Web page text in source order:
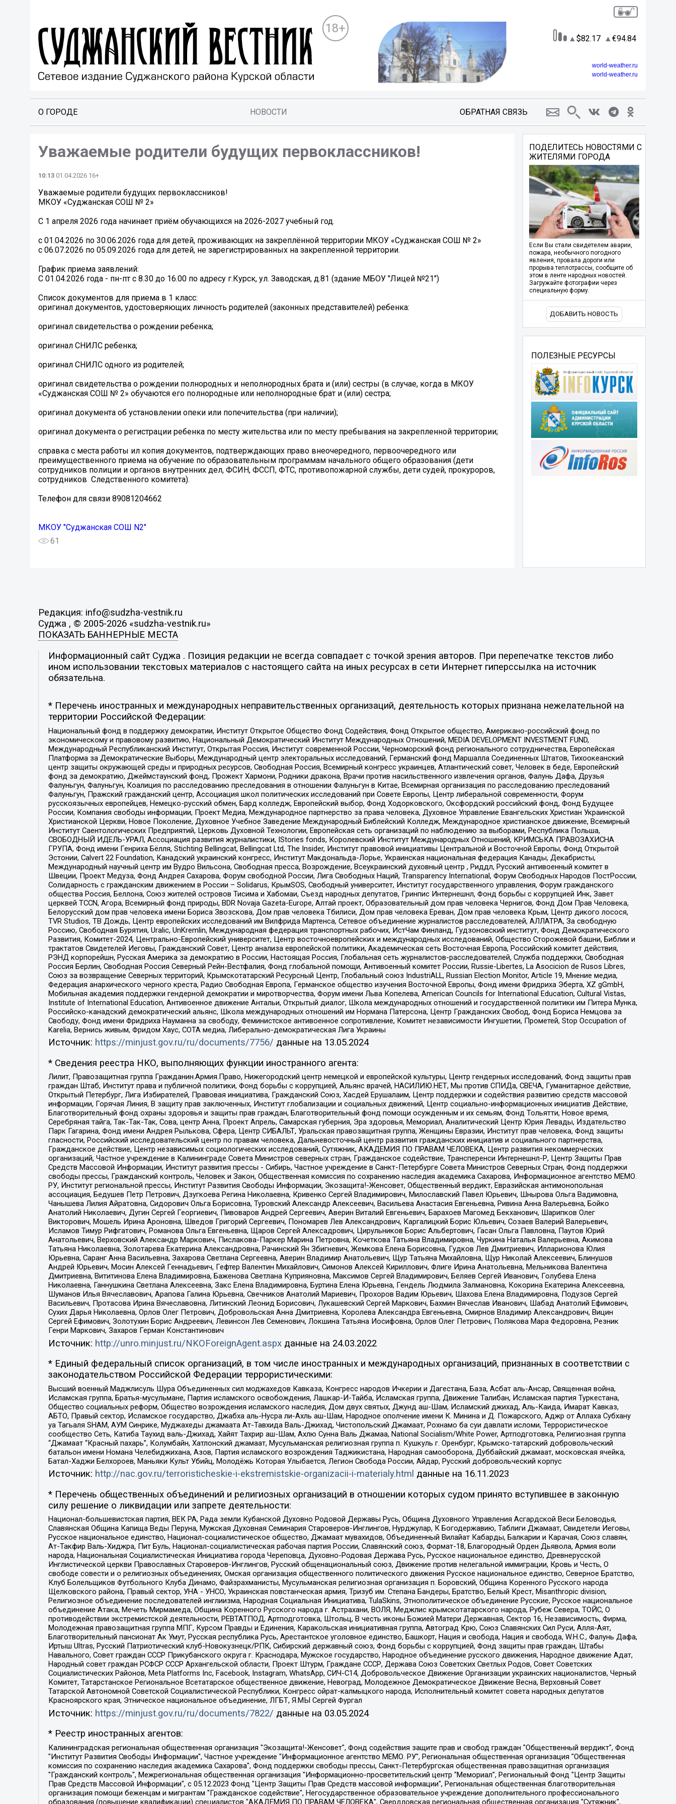
18+
82.17 94.84
world-weather.ru
world-weather.ru
О ГОРОДЕ НОВОСТИ ОБРАТНАЯ СВЯЗЬ
Уважаемые родители будущих первоклассников!
10:13 01.04.2026 16+
Уважаемые родители будущих первоклассников!
МКОУ «Суджанская СОШ № 2»
С 1 апреля 2026 года начинает приём обучающихся на 2026-2027 учебный год.
с 01.04.2026 по 30.06.2026 года для детей, проживающих на закреплённой территории МКОУ «Суджанская СОШ № 2»
с 06.07.2026 по 05.09.2026 года для детей, не зарегистрированных на закрепленной территории.
График приема заявлений:
С 01.04.2026 года - пн-пт с 8.30 до 16.00 по адресу г.Курск, ул. Заводская, д.81 (здание МБОУ "Лицей №21")
Список документов для приема в 1 класс:
️оригинал документов, удостоверяющих личность родителей (законных представителей) ребенка:
️оригинал свидетельства о рождении ребенка;
️оригинал СНИЛС ребенка;
️оригинал СНИЛС одного из родителей;
️оригинал свидетельства о рождении полнородных и неполнородных брата и (или) сестры (в случае, когда в МКОУ
«Суджанская СОШ № 2» обучаются его полнородные или неполнородные брат и (или) сестра;
️оригинал документа об установлении опеки или попечительства (при наличии);
️оригинал документа о регистрации ребенка по месту жительства или по месту пребывания на закрепленной территории;
️справка с места работы ил копия документов, подтверждающих право внеочередного, первоочередного или
преимущественного приема на обучение по образовательным программам начального общего образования (дети
сотрудников полиции и органов внутренних дел, ФСИН, ФССП, ФТС, противопожарной службы, дети судей, прокуроров,
сотрудников Следственного комитета).
️Телефон для связи 89081204662
МКОУ "Суджанская СОШ N2"
61
ПОДЕЛИТЕСЬ НОВОСТЯМИ С
ЖИТЕЛЯМИ ГОРОДА
Если Вы стали свидетелем аварии,
пожара, необычного погодного
явления, провала дороги или
прорыва теплотрассы, сообщите об
этом в ленте народных новостей.
Загружайте фотографии через
специальную форму.
ДОБАВИТЬ НОВОСТЬ
ПОЛЕЗНЫЕ РЕСУРСЫ
Редакция: info@sudzha-vestnik.ru
Суджа , © 2005-2026 «sudzha-vestnik.ru»
ПОКАЗАТЬ БАННЕРНЫЕ МЕСТА
Информационный сайт Суджа . Позиция редакции не всегда совпадает с точкой зрения авторов. При перепечатке текстов либо
ином использовании текстовых материалов с настоящего сайта на иных ресурсах в сети Интернет гиперссылка на источник
обязательна.
* Перечень иностранных и международных неправительственных организаций, деятельность которых признана нежелательной на
территории Российской Федерации:
Национальный фонд в поддержку демократии, Институт Открытое Общество Фонд Содействия, Фонд Открытое общество, Американо-российский фонд по
экономическому и правовому развитию, Национальный Демократический Институт Международных Отношений, MEDIA DEVELOPMENT INVESTMENT FUND,
Международный Республиканский Институт, Открытая Россия, Институт современной России, Черноморский фонд регионального сотрудничества, Европейская
Платформа за Демократические Выборы, Международный центр электоральных исследований, Германский фонд Маршалла Соединенных Штатов, Тихоокеанский
центр защиты окружающей среды и природных ресурсов, Свободная Россия, Всемирный конгресс украинцев, Атлантический совет, Человек в беде, Европейский
фонд за демократию, Джеймстаунский фонд, Прожект Хармони, Родники дракона, Врачи против насильственного извлечения органов, Фалунь Дафа, Друзья
Фалуньгун, Фалуньгун, Коалиция по расследованию преследования в отношении Фалуньгун в Китае, Всемирная организация по расследованию преследований
Фалуньгун, Пражский гражданский центр, Ассоциация школ политических исследований при Совете Европы, Центр либеральной современности, Форум
русскоязычных европейцев, Немецко-русский обмен, Бард колледж, Европейский выбор, Фонд Ходорковского, Оксфордский российский фонд, Фонд Будущее
России, Компания свободы информации, Проект Медиа, Международное партнерство за права человека, Духовное Управление Евангельских Христиан Украинской
Христианской Церкви, Новое Поколение, Духовное Учебное Заведение Международный Библейский Колледж, Международное христианское движение, Всемирный
Институт Саентологических Предприятий, Церковь Духовной Технологии, Европейская сеть организаций по наблюдению за выборами, Республика Польша,
СВОБОДНЫЙ ИДЕЛЬ-УРАЛ, Ассоциация развития журналистики, IStories fonds, Королевский Институт Международных Отношений, КРИМСЬКА ПРАВОЗАХИСНА
ГРУПА, Фонд имени Генриха Бёлля, Stichting Bellingcat, Bellingcat Ltd, The Insider, Институт правовой инициативы Центральной и Восточной Европы, Фонд Открытой
Эстонии, Calvert 22 Foundation, Канадский украинский конгресс, Институт Макдональда-Лорье, Украинская национальная федерация Канады, Декабристы,
Международный научный центр им Вудро Вильсона, Свободная пресса, Возрождение, Всеукраинский духовный центр , Риддл, Русский антивоенный комитет в
Швеции, Проект Медуза, Фонд Андрея Сахарова, Форум свободной России, Лига Свободных Наций, Transparеncy International, Форум Свободных Народов ПостРоссии,
Солидарность с гражданским движением в России – Solidarus, КрымSOS, Свободный университет, Институт государственного управления, Форум гражданского
общества Россия, Беллона, Союз жителей островов Тисима и Хабомаи, Съезд народных депутатов, Гринпис Интернешнл, Фонд борьбы с коррупцией Инк, Завет
церквей TCCN, Агора, Всемирный фонд природы, BDR Novaja Gazeta-Europe, Алтай проект, Образовательный дом прав человека Чернигов, Фонд Дом Прав Человека,
Белорусский дом прав человека имени Бориса Звозскова, Дом прав человека Тбилиси, Дом прав человека Ереван, Дом прав человека Крым, Центр дикого лосося,
TVR Studios, ТВ Дождь, Центр европейских исследований им Вилфрида Мартенса, Сетевое объединение журналистов расследователей, АЛЛАТРА, За свободную
Россию, Свободная Бурятия, Uralic, UnKremlin, Международная федерация транспортных рабочих, ИстЧам Финланд, Гудзоновский институт, Фонд Демократического
Развития, Комитет-2024, Центрально-Европейский университет, Центр восточноевропейских и международных исследований, Общество Сторожевой башни, Библии и
трактатов Свидетелей Иеговы, Гражданский Совет, Центр анализа европейской политики, Академическая сеть Восточная Европа, Российский комитет действия,
РЭНД корпорейшн, Русская Америка за демократию в России, Настоящая Россия, Глобальная сеть журналистов-расследователей, Служба поддержки, Свободная
Россия Берлин, Свободная Россия Северный Рейн-Вестфалия, Фонд глобальной помощи, Антивоенный комитет России, Russie-Libertes, La Asocicion de Rusos Libres,
Союз за возвращение Северных территорий, Крымскотатарский Ресурсный Центр, Глобальный союз IndustriALL, Russian Election Monitor, Article 19, Мнение медиа,
Федерация анархического черного креста, Радио Свободная Европа, Германское общество изучения Восточной Европы, Фонд имени Фридриха Эберта, XZ gGmbH,
Мобильная академия поддержки гендерной демократии и миротворчества, Форум имени Льва Копелева, American Councils for International Education, Cultural Vistas,
Institute of International Education, Антивоенное движение Антальи, Открытый диалог, Школа международных отношений и государственной политики им Питера Мунка,
Российско-канадский демократический альянс, Школа международных отношений им Нормана Патерсона, Центр Гражданских Свобод, Фонд Бориса Немцова за
Свободу, Фонд имени Фридриха Науманна за свободу, Феминистское антивоенное сопротивление, Комитет независимости Ингушетии, Прометей, Stop Occupation of
Karelia, Вернись живым, Фридом Хаус, СОТА медиа, Либерально-демократическая Лига Украины
Источник: https://minjust.gov.ru/ru/documents/7756/ данные на 13.05.2024
* Сведения реестра НКО, выполняющих функции иностранного агента:
Лилит, Правозащитная группа Гражданин.Армия.Право, Нижегородский центр немецкой и европейской культуры, Центр гендерных исследований, Фонд защиты прав
граждан Штаб, Институт права и публичной политики, Фонд борьбы с коррупцией, Альянс врачей, НАСИЛИЮ.НЕТ, Мы против СПИДа, СВЕЧА, Гуманитарное действие,
Открытый Петербург, Лига Избирателей, Правовая инициатива, Гражданский Союз, Хасдей Ерушалаим, Центр поддержки и содействия развитию средств массовой
информации, Горячая Линия, В защиту прав заключенных, Институт глобализации и социальных движений, Центр социально-информационных инициатив Действие,
Благотворительный фонд охраны здоровья и защиты прав граждан, Благотворительный фонд помощи осужденным и их семьям, Фонд Тольятти, Новое время,
Серебряная тайга, Так-Так-Так, Сова, центр Анна, Проект Апрель, Самарская губерния, Эра здоровья, Мемориал, Аналитический Центр Юрия Левады, Издательство
Парк Гагарина, Фонд имени Андрея Рылькова, Сфера, Центр СИБАЛЬТ, Уральская правозащитная группа, Женщины Евразии, Институт прав человека, Фонд защиты
гласности, Российский исследовательский центр по правам человека, Дальневосточный центр развития гражданских инициатив и социального партнерства,
Гражданское действие, Центр независимых социологических исследований, Сутяжник, АКАДЕМИЯ ПО ПРАВАМ ЧЕЛОВЕКА, Центр развития некоммерческих
организаций, Частное учреждение в Калининграде Совета Министров северных стран, Гражданское содействие, Трансперенси Интернешнл-Р, Центр Защиты Прав
Средств Массовой Информации, Институт развития прессы - Сибирь, Частное учреждение в Санкт-Петербурге Совета Министров Северных Стран, Фонд поддержки
свободы прессы, Гражданский контроль, Человек и Закон, Общественная комиссия по сохранению наследия академика Сахарова, Информационное агентство МЕМО.
РУ, Институт региональной прессы, Институт Развития Свободы Информации, Экозащита!-Женсовет, Общественный вердикт, Евразийская антимонопольная
ассоциация, Бедушев Петр Петрович, Дзугкоева Регина Николаевна, Кривенко Сергей Владимирович, Милославский Павел Юрьевич, Шнырова Ольга Вадимовна,
Чанышева Лилия Айратовна, Сидорович Ольга Борисовна, Туровский Александр Алексеевич, Васильева Анастасия Евгеньевна, Ривина Анна Валерьевна, Бойко
Анатолий Николаевич, Дугин Сергей Георгиевич, Пивоваров Андрей Сергеевич, Аверин Виталий Евгеньевич, Барахоев Магомед Бекханович, Шарипков Олег
Викторович, Мошель Ирина Ароновна, Шведов Григорий Сергеевич, Пономарев Лев Александрович, Каргалицкий Борис Юльевич, Созаев Валерий Валерьевич,
Исламов Тимур Рифгатович, Романова Ольга Евгеньевна, Щаров Сергей Алексадрович, Цирульников Борис Альбертович, Гасан Ольга Павловна, Паутов Юрий
Анатольевич, Верховский Александр Маркович, Пислакова-Паркер Марина Петровна, Кочеткова Татьяна Владимировна, Чуркина Наталья Валерьевна, Акимова
Татьяна Николаевна, Золотарева Екатерина Александровна, Рачинский Ян Збигневич, Жемкова Елена Борисовна, Гудков Лев Дмитриевич, Илларионова Юлия
Юрьевна, Саранг Анна Васильевна, Захарова Светлана Сергеевна, Аверин Владимир Анатольевич, Щур Татьяна Михайловна, Щур Николай Алексеевич, Блинушов
Андрей Юрьевич, Мосин Алексей Геннадьевич, Гефтер Валентин Михайлович, Симонов Алексей Кириллович, Флиге Ирина Анатольевна, Мельникова Валентина
Дмитриевна, Вититинова Елена Владимировна, Баженова Светлана Куприяновна, Максимов Сергей Владимирович, Беляев Сергей Иванович, Голубева Елена
Николаевна, Ганнушкина Светлана Алексеевна, Закс Елена Владимировна, Буртина Елена Юрьевна, Гендель Людмила Залмановна, Кокорина Екатерина Алексеевна,
Шуманов Илья Вячеславович, Арапова Галина Юрьевна, Свечников Анатолий Мариевич, Прохоров Вадим Юрьевич, Шахова Елена Владимировна, Подузов Сергей
Васильевич, Протасова Ирина Вячеславовна, Литинский Леонид Борисович, Лукашевский Сергей Маркович, Бахмин Вячеслав Иванович, Шабад Анатолий Ефимович,
Сухих Дарья Николаевна, Орлов Олег Петрович, Добровольская Анна Дмитриевна, Королева Александра Евгеньевна, Смирнов Владимир Александрович, Вицин
Сергей Ефимович, Золотухин Борис Андреевич, Левинсон Лев Семенович, Локшина Татьяна Иосифовна, Орлов Олег Петрович, Полякова Мара Федоровна, Резник
Генри Маркович, Захаров Герман Константинович
Источник: http://unro.minjust.ru/NKOForeignAgent.aspxданные на 24.03.2022
* Единый федеральный список организаций, в том числе иностранных и международных организаций, признанных в соответствии с
законодательством Российской Федерации террористическими:
Высший военный Маджлисуль Шура Объединенных сил моджахедов Кавказа, Конгресс народов Ичкерии и Дагестана, База, Асбат аль-Ансар, Священная война,
Исламская группа, Братья-мусульмане, Партия исламского освобождения, Лашкар-И-Тайба, Исламская группа, Движение Талибан, Исламская партия Туркестана,
Общество социальных реформ, Общество возрождения исламского наследия, Дом двух святых, Джунд аш-Шам, Исламский джихад, Аль-Каида, Имарат Кавказ,
АБТО, Правый сектор, Исламское государство, Джабха аль-Нусра ли-Ахль аш-Шам, Народное ополчение имени К. Минина и Д. Пожарского, Аджр от Аллаха Субхану
уа Тагьаля SHAM, АУМ Синрике, Муджахеды джамаата Ат-Тавхида Валь-Джихад, Чистопольский Джамаат, Рохнамо ба суи давлати исломи, Террористическое
сообщество Сеть, Катиба Таухид валь-Джихад, Хайят Тахрир аш-Шам, Ахлю Сунна Валь Джамаа, National Socialism/White Power, Артподготовка, Религиозная группа
“Джамаат “Красный пахарь”, Колумбайн, Хатлонский джамаат, Мусульманская религиозная группа п. Кушкуль г. Оренбург, Крымско-татарский добровольческий
батальон имени Номана Челебиджихана, Азов, Партия исламского возрождения Таджикистана, Народная самооборона, Дуббайский джамаат, московская ячейка,
Батал-Хаджи Белхороев, Маньяки Культ Убийц, Молодёжь Которая Улыбается, Легион Свобода России, Айдар, Русский добровольческий корпус
Источник: http://nac.gov.ru/terroristicheskie-i-ekstremistskie-organizacii-i-materialy.html данные на 16.11.2023
* Перечень общественных объединений и религиозных организаций в отношении которых судом принято вступившее в законную
силу решение о ликвидации или запрете деятельности:
Национал-большевистская партия, ВЕК РА, Рада земли Кубанской Духовно Родовой Державы Русь, Община Духовного Управления Асгардской Веси Беловодья,
Славянская Община Капища Веды Перуна, Мужская Духовная Семинария Староверов-Инглингов, Нурджулар, К Богодержавию, Таблиги Джамаат, Свидетели Иеговы,
Русское национальное единство, Национал-социалистическое общество, Джамаат мувахидов, Объединенный Вилайат Кабарды, Балкарии и Карачая, Союз славян,
Ат-Такфир Валь-Хиджра, Пит Буль, Национал-социалистическая рабочая партия России, Славянский союз, Формат-18, Благородный Орден Дьявола, Армия воли
народа, Национальная Социалистическая Инициатива города Череповца, Духовно-Родовая Держава Русь, Русское национальное единство, Древнерусской
Инглистической церкви Православных Староверов-Инглингов, Русский общенациональный союз, Движение против нелегальной иммиграции, Кровь и Честь, О
свободе совести и о религиозных объединениях, Омская организация общественного политического движения Русское национальное единство, Северное Братство,
Клуб Болельщиков Футбольного Клуба Динамо, Файзрахманисты, Мусульманская религиозная организация п. Боровский, Община Коренного Русского народа
Щелковского района, Правый сектор, УНА - УНСО, Украинская повстанческая армия, Тризуб им. Степана Бандеры, Братство, Белый Крест, Misanthropic division,
Религиозное объединение последователей инглиизма, Народная Социальная Инициатива, TulaSkins, Этнополитическое объединение Русские, Русское национальное
объединение Атака, Мечеть Мирмамеда, Община Коренного Русского народа г. Астрахани, ВОЛЯ, Меджлис крымскотатарского народа, Рубеж Севера, ТОЙС, О
противодействии экстремистской деятельности, РЕВТАТПОД, Артподготовка, Штольц, В честь иконы Божией Матери Державная, Сектор 16, Независимость, Фирма,
Молодежная правозащитная группа МПГ, Курсом Правды и Единения, Каракольская инициативная группа, Автоград Крю, Союз Славянских Сил Руси, Алля-Аят,
Благотворительный пансионат Ак Умут, Русская республика Русь, Арестантское уголовное единство, Башкорт, Нация и свобода, Нация и свобода, W.H.С., Фалунь Дафа,
Иртыш Ultras, Русский Патриотический клуб-Новокузнецк/РПК, Сибирский державный союз, Фонд борьбы с коррупцией, Фонд защиты прав граждан, Штабы
Навального, Совет граждан СССР Прикубанского округа г. Краснодара, Мужское государство, Народное объединение русского движения, Народное движение Адат,
Народный совет граждан РСФСР СССР Архангельской области, Проект Штурм, Граждане СССР, Держава Союз Советских Светлых Родов, Совет Советских
Социалистических Районов, Meta Platforms Inc, Facebook, Instagram, WhatsApp, СИЧ-С14, Добровольческое Движение Организации украинских националистов, Черный
Комитет, Татарстанское Региональное Всетатарское общественное движение, Невоград, Молодежное Демократическое Движение Весна, Верховный Совет
Татарской Автономной Советской Социалистической Республики, Конгресс ойрат-калмыцкого народа, Исполнительный комитет совета народных депутатов
Красноярского края, Этническое национальное объединение, ЛГБТ, Я.МЫ Сергей Фургал
Источник: https://minjust.gov.ru/ru/documents/7822/ данные на 03.05.2024
* Реестр иностранных агентов:
Калининградская региональная общественная организация "Экозащита!-Женсовет", Фонд содействия защите прав и свобод граждан "Общественный вердикт", Фонд "Институт Развития Свободы Информации", Частное учреждение "Информационное агентство МЕМО. РУ", Региональная общественная организация "Общественная комиссия по сохранению наследия академика Сахарова", Фонд поддержки свободы прессы, Санкт-Петербургская общественная правозащитная организация "Гражданский контроль", Межрегиональная общественная организация "Информационно-просветительский центр "Мемориал", Региональный Фонд "Центр Защиты Прав Средств Массовой Информации", с 05.12.2023 Фонд "Центр Защиты Прав Средств массовой информации", Региональная общественная благотворительная организация помощи беженцам и мигрантам "Гражданское содействие", Негосударственное образовательное учреждение дополнительного профессионального образования (повышение квалификации) специалистов "АКАДЕМИЯ ПО ПРАВАМ ЧЕЛОВЕКА", Свердловская региональная общественная организация "Сутяжник", Автономная некоммерческая организация "Центр независимых социологических исследований", Союз общественных объединений "Российский исследовательский центр по правам человека", Региональное общественное учреждение научно-информационный центр "МЕМОРИАЛ", Некоммерческая организация "Фонд защиты гласности", Автономная некоммерческая организация "Институт прав человека", Городская общественная организация "Екатеринбургское общество "МЕМОРИАЛ", Городская общественная организация "Рязанское историко-просветительское и правозащитное общество "Мемориал" (Рязанский Мемориал), Челябинский региональный орган общественной самодеятельности – женское общественное объединение "Женщины Евразии", Челябинский региональный орган общественной самодеятельности "Уральская правозащитная группа", Фонд содействия защите здоровья и социальной справедливости имени Андрея Рылькова, Автономная Некоммерческая Организация "Аналитический Центр Юрия Левады", Автономная некоммерческая организация социальной поддержки населения "Проект Апрель", Региональная общественная организация помощи женщинам и детям, находящимся в кризисной ситуации "Информационно-методический центр "Анна", Фонд содействия развитию массовых коммуникаций и правовому просвещению "Так-так-Так", Фонд содействия устойчивому развитию "Серебряная тайга", Свердловский региональный общественный фонд социальных проектов "Новое время", "Idel.Реалии", Кавказ.Реалии, Крым.Реалии, Телеканал Настоящее Время, Татаро-башкирская служба Радио Свобода (Azatliq Radiosi), Радио Свободная Европа/Радио Свобода (PCE/PC), "Сибирь.Реалии", "Фактограф", Благотворительный фонд помощи осужденным и их семьям, Автономная некоммерческая организация "Институт глобализации и социальных движений", Фонд "В защиту прав заключенных", Частное учреждение "Центр поддержки и содействия развитию средств массовой информации", Пензенский региональный общественный благотворительный фонд "Гражданский союз", "Север.Реалии", Некоммерческая организация Фонд "Правовая инициатива", Общество с ограниченной ответственностью "Радио Свободная Европа/Радио Свобода", Чешское информационное агентство "MEDIUM-ORIENT", Красноярская региональная общественная организация "Мы против СПИДа", Камалягин Денис Николаевич, Маркелов Сергей Евгеньевич, Пономарев Лев Александрович, Савицкая Людмила Алексеевна, Автономная некоммерческая организация "Центр по работе с проблемой насилия "НАСИЛИЮ.НЕТ", Межрегиональный профессиональный союз работников здравоохранения "Альянс врачей", Юридическое лицо, зарегистрированное в Латвийской Республике, SIA "Medusa Project" (регистрационный номер 40103797863, дата регистрации 10.06.2014), Некоммерческая организация "Фонд по борьбе с коррупцией", Автономная некоммерческая организация "Институт права и публичной политики", Баданин Роман Сергеевич, Гликин Максим Александрович, Железнова Мария Михайловна, Лукьянова Юлия Сергеевна, Маетная Елизавета Витальевна, Маняхин Петр Борисович, Чуракова Ольга Владимировна, Ярош Юлия Петровна, Юридическое лицо "The Insider SIA", зарегистрированное в Риге, Латвийская Республика (дата регистрации 26.06.2015), являющееся администратором доменного имени интернет-издания "The Insider SIA", https://theins.ru, Постернак Алексей Евгеньевич, Рубин Михаил Аркадьевич, Анин Роман Александрович, Юридическое лицо Istories fonds, зарегистрированное в Латвийской Республике (регистрационный номер 50008295751, дата регистрации 24.02.2020), Великовский Дмитрий Александрович, Долинина Ирина Николаевна, Мароховская Алеся Алексеевна, Шлейнов Роман Юрьевич, Шмагун Олеся Валентиновна, Общество с ограниченной ответственностью "Альтаир 2021", Общество с ограниченной ответственностью "Вега 2021", Общество с ограниченной ответственностью "Главный редактор 2021", Общество с ограниченной ответственностью "Ромашки монолит", Важенков Артем Валерьевич, Ивановская областная общественная организация "Центр гендерных исследований", Гурман Юрий Альбертович, Медиапроект "ОВД-Инфо", Егоров Владимир Владимирович, Жилинский Владимир Александрович, Общество с ограниченной ответственностью "ЗП", Иванова София Юрьевна, Карезина Инна Павловна, Кильтау Екатерина Викторовна, Петров Алексей Викторович, Пискунов Сергей Евгеньевич, Смирнов Сергей Сергеевич, Тихонов Михаил Сергеевич, Общество с ограниченной ответственностью "ЖУРНАЛИСТ-ИНОСТРАННЫЙ АГЕНТ", Арапова Галина Юрьевна, Вольтская Татьяна Анатольевна, Американская компания "Mason G.E.S. Anonymous Foundation" (США), являющаяся владельцем интернет-издания https://mnews.world/, Компания "Stichting Bellingcat", зарегистрированная в Нидерландах (дата регистрации 11.07.2018), Захаров Андрей Вячеславович, Клепиковская Екатерина Дмитриевна, Общество с ограниченной ответственностью "МЕМО", Перл Роман Александрович, Симонов Евгений Алексеевич, Соловьева Елена Анатольевна, Сотников Даниил Владимирович, Сурначева Елизавета Дмитриевна, Автономная некоммерческая организация по защите прав человека и информированию населения "Якутия – Наше Мнение", Общество с ограниченной ответственностью "Москоу диджитал медиа", с 26.01.2023 Общество с ограниченной ответственностью "Чайка Белые сады", Ветошкина Валерия Валерьевна, Заговора Максим Александрович, Межрегиональное общественное движение "Российская ЛГБТ - сеть", Оленичев Максим Владимирович, Павлов Иван Юрьевич, Скворцова Елена Сергеевна, Общество с ограниченной ответственностью "Как бы инагент", Кочетков Игорь Викторович, Общество с ограниченной ответственностью "Честные выборы", Еланчик Олег Александрович, Общество с ограниченной ответственностью "Нобелевский призыв", Гималова Регина Эмилевна, Григорьев Андрей Валерьевич, Григорьева Алина Александровна, Ассоциация по содействию защите прав призывников, альтернативнослужащих и военнослужащих "Правозащитная группа "Гражданин.Армия.Право", Хисамова Регина Фаритовна, Автономная некоммерческая организация по реализации социально-правовых программ "Лилит", Дальневосточное общественное движение "Маяк", Санкт-Петербургская ЛГБТ-инициативная группа "Выход", Инициативная группа ЛГБТ+ "Реверс", Алексеев Андрей Викторович, Бекбулатова Таисия Львовна, Беляев Иван Михайлович, Владыкина Елена Сергеевна, Гельман Марат Александрович, Никульшина Вероника Юрьевна, Толоконникова Надежда Андреевна, Шендерович Виктор Анатольевич, Общество с ограниченной ответственностью "Данное сообщение", Общество с ограниченной ответственностью Издательский дом "Новая глава", Айнбиндер Александра Александровна, Московский комьюнити-центр для ЛГБТ+инициатив, Благотворительный фонд развития филантропии, Deutsche Welle (Германия, Kurt-Schumacher-Strasse 3, 53113 Bonn), Борзунова Мария Михайловна, Воробьев Виктор Викторович, Голубева Анна Львовна, Константинова Алла Михайловна, Малкова Ирина Владимировна, Мурадов Мурад Абдулгалимович, Осетинская Елизавета Николаевна, Понасенков Евгений Николаевич, Ганапольский Матвей Юрьевич, Киселев Евгений Алексеевич, Борухович Ирина Григорьевна, Дремин Иван Тимофеевич, Дубровский Дмитрий Викторович, Красноярская региональная общественная организация поддержки и развития альтернативных образовательных технологий и межкультурных коммуникаций "ИНТЕРРА", Маяковская Екатерина Алексеевна, Фейгин Марк Захарович, Филимонов Андрей Викторович, Дзугкоева Регина Николаевна, Доброхотов Роман Александрович, Дудь Юрий Александрович, Елкин Сергей Владимирович, Кругликов Кирилл Игоревич, Сабунаева Мария Леонидовна, Семенов Алексей Владимирович, Шаинян Карен Багратович, Шульман Екатерина Михайловна, Асафьев Артур Валерьевич, Вахштайн Виктор Семенович, Венедиктов Алексей Алексеевич, Лушникова Екатерина Евгеньевна, Волков Леонид Михайлович, Невзоров Александр Глебович, Пархоменко Сергей Борисович, Сироткин Ярослав Николаевич, Кара-Мурза Владимир Владимирович, Баранова Наталья Владимировна, Гозман Леонид Яковлевич, Кагарлицкий Борис Юльевич, Климарев Михаил Валерьевич, Милов Владимир Станиславович, Автономная некоммерческая организация Краснодарский центр современного искусства "Типография", Моргенштерн Алишер Тагирович, Соболь Любовь Эдуардовна, Общество с ограниченной ответственностью "ЛИЗА НОРМ", Каспаров Гарри Кимович, Ходорковский Михаил Борисович, Общество с ограниченной ответственностью "Апрельские тезисы", Данилович Ирина Брониславовна, Кашин Олег Владимирович, Петров Николай Владимирович, Пивоваров Алексей Владимирович, Соколов Михаил Владимирович, Цветкова Юлия Владимировна, Чичваркин Евгений Александрович, Комитет против пыток/Команда против пыток, Общество с ограниченной ответственностью "Первый научный", Общество с ограниченной ответственностью "Вертолет и ко", Белоцерковская Вероника Борисовна, Кац Максим Евгеньевич, Лазарева Татьяна Юрьевна, Шаведдинов Руслан Табризович, Яшин Илья Валерьевич, Общество с ограниченной ответственностью "Иноагент ААВ", Алешковский Дмитрий Петрович, Альбац Евгения Марковна, Быков Дмитрий Львович, Галямина Юлия Евгеньевна, Лойко Сергей Леонидович, Мартынов Кирилл Константинович, Медведев Сергей Александрович, Крашенинников Федор Геннадиевич, Гордеева Катерина Вл